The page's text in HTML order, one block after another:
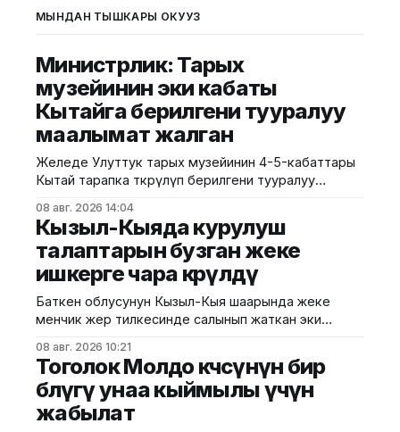
МЫНДАН ТЫШКАРЫ ОКУҢУЗ
Министрлик: Тарых
музейинин эки кабаты
Кытайга берилгени тууралуу
маалымат жалган
Желеде Улуттук тарых музейинин 4-5-кабаттары
Кытай тарапка өткөрүлүп берилгени тууралуу
Маданият, маалымат жана жаштар саясаты
министрлиги билдирди. Министрликтин
маалыматына караганда, музейдин эч бир бөлүгү
чет өлкөлүк мекемелерге менчикке, ижарага же
туруктуу пайдаланууга берилген эмес.
Белгилегендей, “Гармония сулуулукту жаратат:
Байыркы Кытай цивилизациясынын көркөм өнөр
08 авг. 2026 14:04
Кызыл-Кыяда курулуш
талаптарын бузган жеке
ишкерге чара көрүлдү
Баткен облусунун Кызыл-Кыя шаарында жеке
менчик жер тилкесинде салынып жаткан эки
бузуулар аныкталды. Бул тууралуу Курулуш,
архитектура жана турак жай-коммуналдык чарба
министрлигинин басма сөз кызматы билдирди.
Маалыматка ылайык, Кулатов көчөсүндө жайгашкан
08 авг. 2026 10:21
Тоголок Молдо көчөсүнүн бир
бөлүгү унаа кыймылы үчүн
жабылат